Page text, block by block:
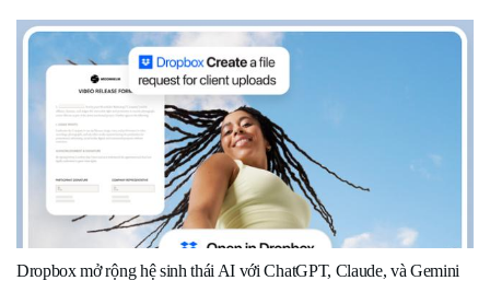
Dropbox mở rộng hệ sinh thái AI với ChatGPT, Claude, và Gemini